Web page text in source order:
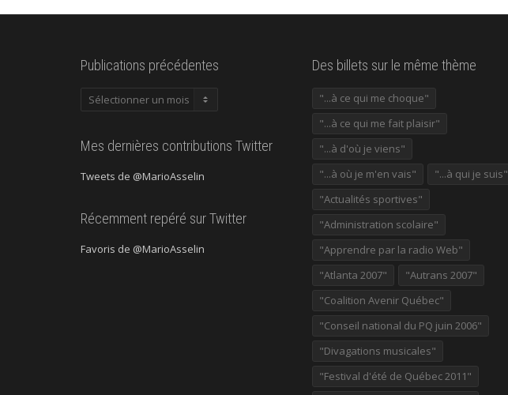
Publications précédentes
Publications
Mes dernières contributions Twitter
Tweets de @MarioAsselin
Récemment repéré sur Twitter
Favoris de @MarioAsselin
Des billets sur le même thème
"...à ce qui me choque"
"...à ce qui me fait plaisir"
"...à d'où je viens"
"...à où je m'en vais"
"...à qui je suis"
"Actualités sportives"
"Administration scolaire"
"Apprendre par la radio Web"
"Atlanta 2007"
"Autrans 2007"
"Coalition Avenir Québec"
"Conseil national du PQ juin 2006"
"Divagations musicales"
"Festival d'été de Québec 2011"